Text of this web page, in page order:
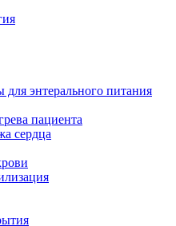
энтерального питания
пациента
сердца